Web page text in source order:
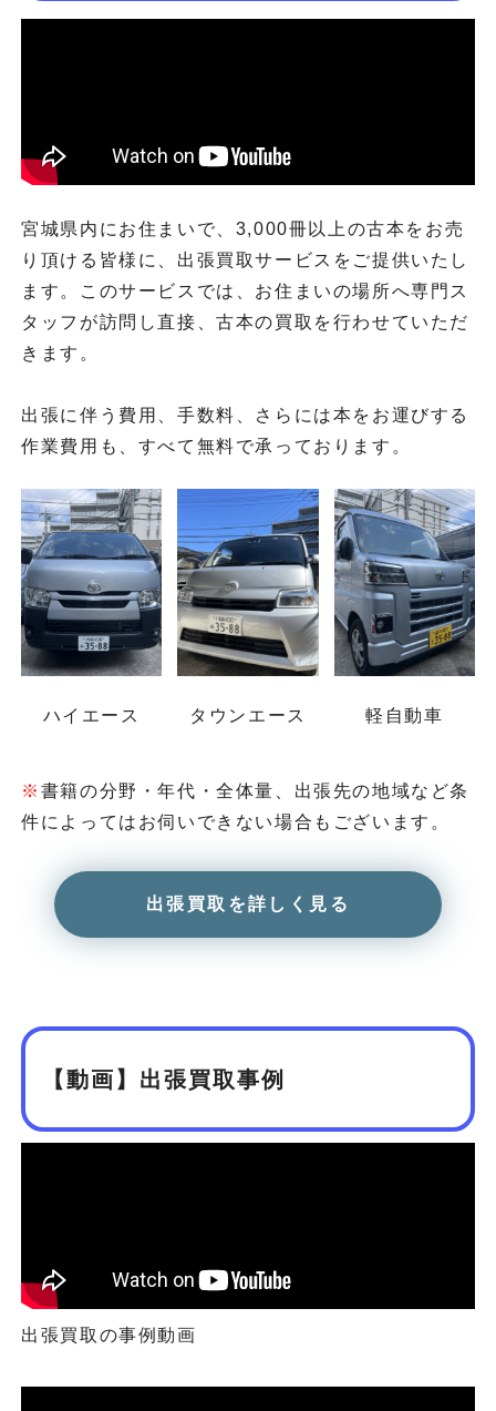
宮城県内にお住まいで、3,000冊以上の古本をお売
り頂ける皆様に、出張買取サービスをご提供いたし
ます。このサービスでは、お住まいの場所へ専門ス
タッフが訪問し直接、古本の買取を行わせていただ
きます。
出張に伴う費用、手数料、さらには本をお運びする
作業費用も、すべて無料で承っております。
ハイエース タウンエース 軽自動車
※ 書籍の分野・年代・全体量、出張先の地域など条
件によってはお伺いできない場合もございます。
出張買取を詳しく見る
【動画】出張買取事例
出張買取の事例動画